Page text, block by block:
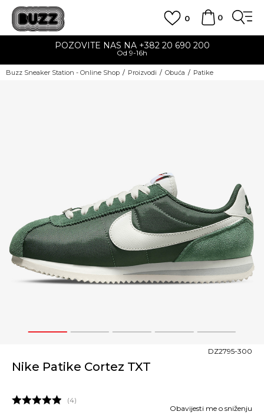
0
0
POZOVITE NAS NA +382 20 690 200
Od 9-16h
Buzz Sneaker Station - Online Shop Proizvodi Obuća Patike
1 2 3 4 5
Nike Patike Cortez TXT
DZ2795-300
4
Obavijesti me o sniženju